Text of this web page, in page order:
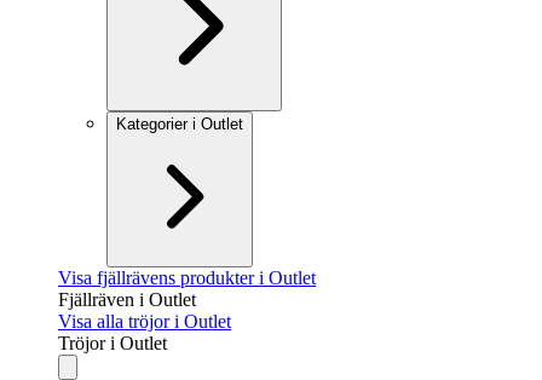
Kategorier i Outlet
Visa fjällrävens produkter i Outlet
Fjällräven i Outlet
Visa alla tröjor i Outlet
Tröjor i Outlet